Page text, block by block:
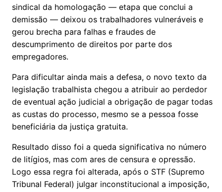
sindical da homologação — etapa que conclui a
demissão — deixou os trabalhadores vulneráveis e
gerou brecha para falhas e fraudes de
descumprimento de direitos por parte dos
empregadores.
Para dificultar ainda mais a defesa, o novo texto da
legislação trabalhista chegou a atribuir ao perdedor
de eventual ação judicial a obrigação de pagar todas
as custas do processo, mesmo se a pessoa fosse
beneficiária da justiça gratuita.
Resultado disso foi a queda significativa no número
de litígios, mas com ares de censura e opressão.
Logo essa regra foi alterada, após o STF (Supremo
Tribunal Federal) julgar inconstitucional a imposição,